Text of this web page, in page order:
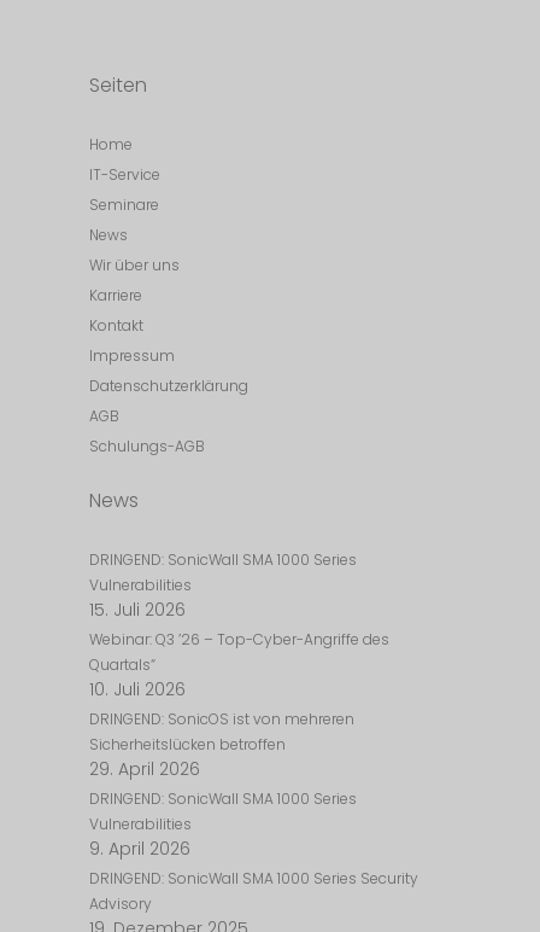
Seiten
Home
IT-Service
Seminare
News
Wir über uns
Karriere
Kontakt
Impressum
Datenschutzerklärung
AGB
Schulungs-AGB
News
DRINGEND: SonicWall SMA 1000 Series
Vulnerabilities
15. Juli 2026
Webinar: Q3 ’26 – Top-Cyber-Angriffe des
Quartals“
10. Juli 2026
DRINGEND: SonicOS ist von mehreren
Sicherheitslücken betroffen
29. April 2026
DRINGEND: SonicWall SMA 1000 Series
Vulnerabilities
9. April 2026
DRINGEND: SonicWall SMA 1000 Series Security
Advisory